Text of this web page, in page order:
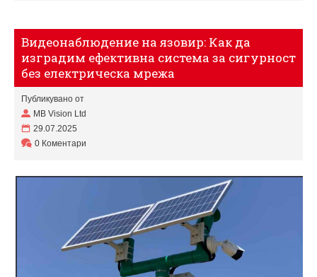
Видеонаблюдение на язовир: Как да
изградим ефективна система за сигурност
без електрическа мрежа
Публикувано от
MB Vision Ltd
29.07.2025
0 Коментари